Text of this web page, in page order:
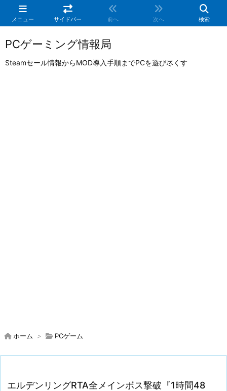
メニュー サイドバー 前へ 次へ 検索
PCゲーミング情報局
Steamセール情報からMOD導入手順までPCを遊び尽くす
ホーム > PCゲーム
エルデンリングRTA全メインボス撃破『1時間48